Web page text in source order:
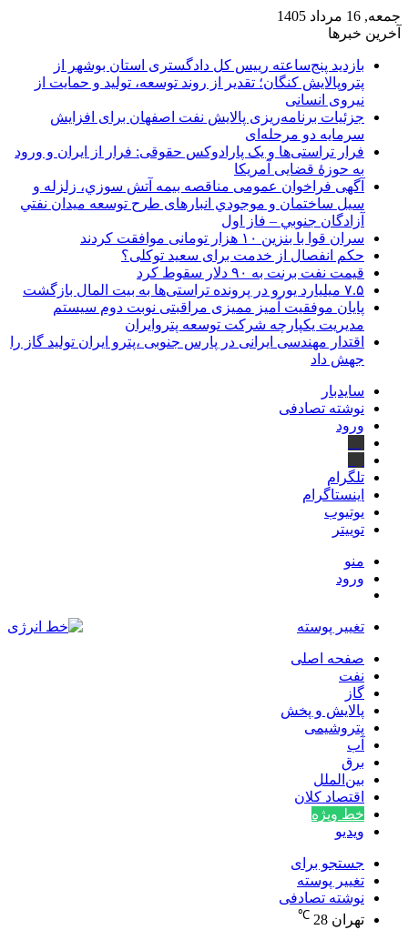
جمعه, 16 مرداد 1405
آخرین خبرها
بازدید پنج‌ساعته رییس کل دادگستری استان بوشهر از
پتروپالایش کنگان؛ تقدیر از روند توسعه، تولید و حمایت از
نیروی انسانی
جزئیات برنامه‌ریزی پالایش نفت اصفهان برای افزایش
سرمایه دو مرحله‌ای
فرار تراستی‌ها و یک پارادوکس حقوقی: فرار از ایران و ورود
به حوزۀ قضایی آمریکا
آگهی فراخوان عمومی مناقصه بيمه آتش سوزي، زلزله و
سیل ساختمان و موجودي انبارهای طرح توسعه ميدان نفتي
آزادگان جنوبي – فاز اول
سران قوا با بنزین ۱۰ هزار تومانی موافقت کردند
حکم انفصال از خدمت برای سعید توکلی؟
قیمت نفت برنت به ۹۰ دلار سقوط کرد
۷.۵ میلیارد یورو در پرونده تراستی‌ها به بیت المال بازگشت
پایان موفقیت آمیز ممیزی مراقبتی نوبت دوم سیستم
مدیریت یکپارچه شرکت توسعه پتروایران
اقتدار مهندسی ایرانی در پارس جنوبی ،پترو ایران تولید گاز را
جهش داد
سایدبار
نوشته تصادفی
ورود
تلگرام
اینستاگرام
یوتیوب
توییتر
منو
ورود
تغییر پوسته
صفحه اصلی
نفت
گاز
پالایش و پخش
پتروشیمی
آب
برق
بین‌الملل
اقتصاد کلان
خط ویژه
ویدیو
جستجو برای
تغییر پوسته
نوشته تصادفی
تهران 28
℃